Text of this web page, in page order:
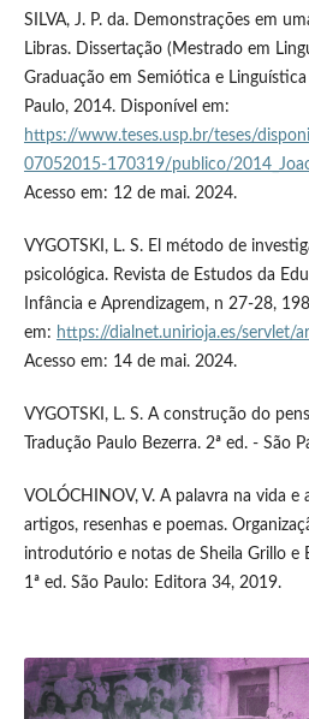
SILVA, J. P. da. Demonstrações em
Libras. Dissertação (Mestrado em
Graduação em Semiótica e
Paulo, 2014. Disponível em:
https://www.teses.usp.br/teses/
07052015-170319/publico/
Acesso em: 12 de mai. 2024.
VYGOTSKI, L. S. El método de
psicológica. Revista de Estudos da
Infância e Aprendizagem, n 27-28,
em: https://dialnet.unirioja.es/servlet/
Acesso em: 14 de mai. 2024.
VYGOTSKI, L. S. A construção do
Tradução Paulo Bezerra. 2ª ed. - São
VOLÓCHINOV, V. A palavra na vida e
artigos, resenhas e poemas.
introdutório e notas de Sheila Grillo e
1ª ed. São Paulo: Editora 34, 2019.